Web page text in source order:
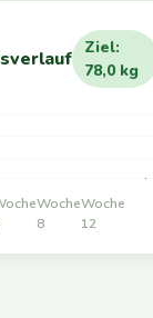
Ziel:
78,0 kg
Woche
8
Woche
12